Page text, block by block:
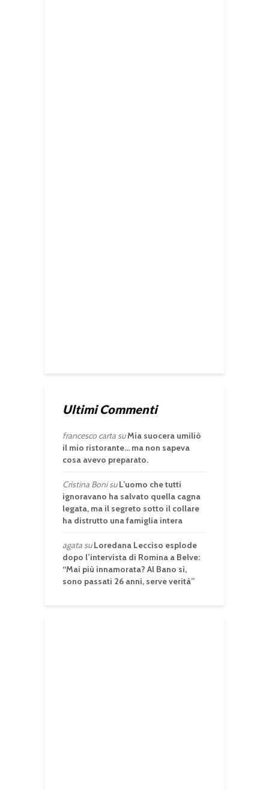
Ultimi Commenti
francesco cartasuMia suocera umiliò
il mio ristorante… ma non sapeva
cosa avevo preparato.
Cristina BonisuL’uomo che tutti
ignoravano ha salvato quella cagna
legata, ma il segreto sotto il collare
ha distrutto una famiglia intera
agatasuLoredana Lecciso esplode
dopo l’intervista di Romina a Belve:
“Mai più innamorata? Al Bano sì,
sono passati 26 anni, serve verità”